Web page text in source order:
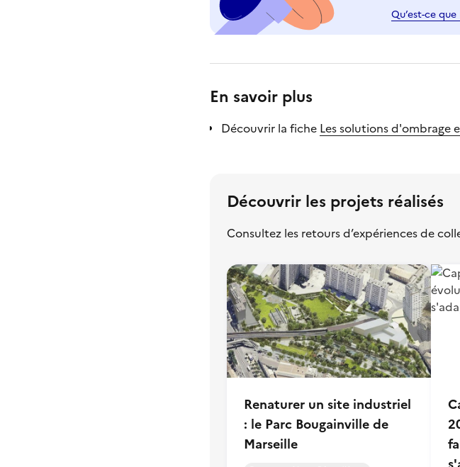
Qu’est-ce
En savoir plus
Découvrir la fiche Les solutions d'ombrage
Découvrir les projets réalisés
Consultez les retours d’expériences de
Renaturer un site industriel
: le Parc Bougainville de
Marseille